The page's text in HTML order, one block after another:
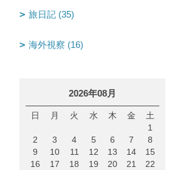
旅日記 (35)
海外視察 (16)
2026年08月
日 月 火 水 木 金
土
1
2
3 4 5 6 7
8
9
10 11 12 13 14
15
16
17 18 19 20 21
22